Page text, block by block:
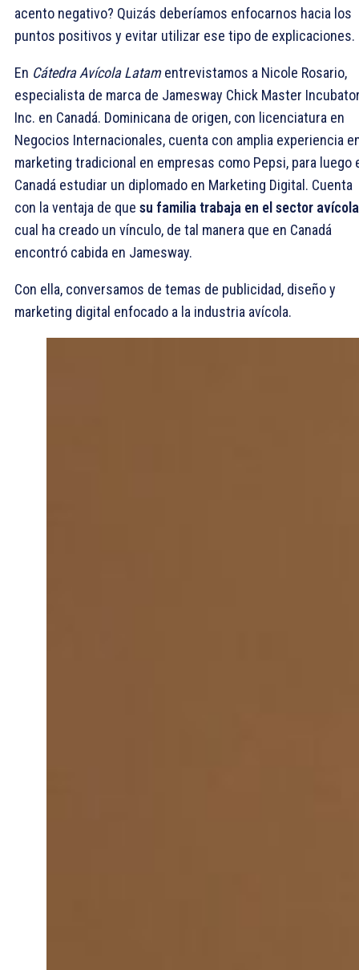
acento negativo? Quizás deberíamos enfocarnos hacia los
puntos positivos y evitar utilizar ese tipo de explicaciones.
En Cátedra Avícola Latam entrevistamos a Nicole Rosario,
especialista de marca de Jamesway Chick Master
Inc. en Canadá. Dominicana de origen, con licenciatura en
Negocios Internacionales, cuenta con amplia experiencia
marketing tradicional en empresas como Pepsi, para luego
Canadá estudiar un diplomado en Marketing Digital. Cuenta
con la ventaja de que su familia trabaja en el sector avícola
cual ha creado un vínculo, de tal manera que en Canadá
encontró cabida en Jamesway.
Con ella, conversamos de temas de publicidad, diseño y
marketing digital enfocado a la industria avícola.